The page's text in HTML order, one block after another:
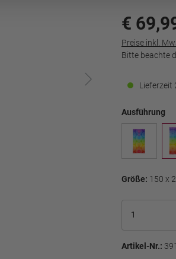
€
Preise inkl.
Bitte beachte
Lieferzeit
Ausführung
Größe: 150 x
Artikel-Nr.: